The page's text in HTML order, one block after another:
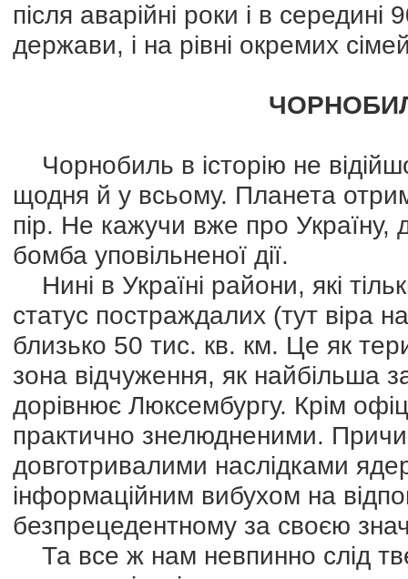
після аварійні роки і в середині
держави, і на рівні окремих
Чорнобиль в історію не
щодня й у всьому. Планета
пір. Не кажучи вже про Україну,
бомба уповільненої дії.
Нині в Україні райони, які
статус постраждалих (тут віра
близько 50 тис. кв. км. Це як
зона відчуження, як найбільша
дорівнює Люксембургу. Крім
практично знелюдненими.
довготривалими наслідками
інформаційним вибухом на
безпрецедентному за своєю
Та все ж нам невпинно слід